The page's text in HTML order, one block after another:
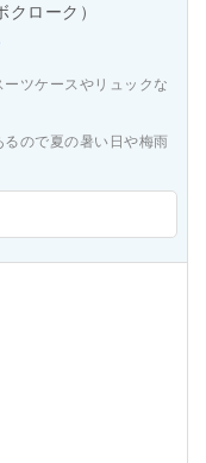
ローク）
ツケースやリュックな
ので夏の暑い日や梅雨